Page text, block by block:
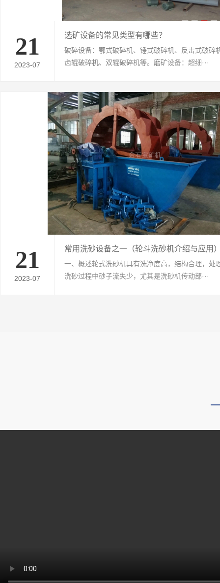
21
2023-07
选矿设备的常见类型有哪些？
破碎设备：鄂式破碎机、锤式破碎机、反击式破碎
齿辊破碎机、双辊破碎机等。磨矿设备：超细···
21
2023-07
常用洗砂设备之一（轮斗洗砂机介绍与应用
一、概述轮式洗砂机具有洗净度高，结构合理，处
洗砂过程中砂子流失少，尤其是洗砂机传动部···